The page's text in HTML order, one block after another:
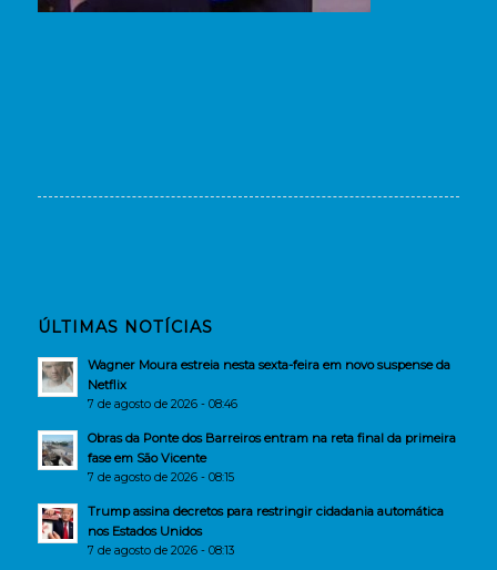
ÚLTIMAS NOTÍCIAS
Wagner Moura estreia nesta sexta-feira em novo suspense da
Netflix
7 de agosto de 2026 - 08:46
Obras da Ponte dos Barreiros entram na reta final da primeira
fase em São Vicente
7 de agosto de 2026 - 08:15
Trump assina decretos para restringir cidadania automática
nos Estados Unidos
7 de agosto de 2026 - 08:13